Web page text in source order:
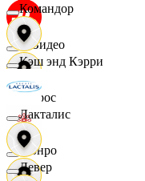
МВидео
Мирос
Монро
Командор
Кэш энд Кэрри
Лакталис
Левер